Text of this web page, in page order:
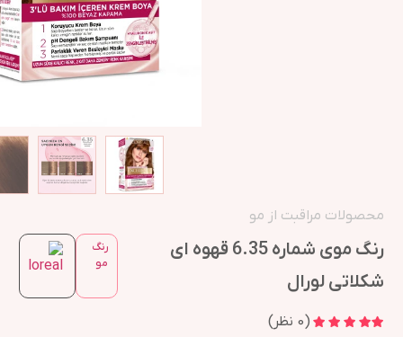
محصولات مراقبت از مو
رنگ موی شماره 6.35 قهوه ای
شکلاتی لورال
رنگ
مو
(
0 نظر)